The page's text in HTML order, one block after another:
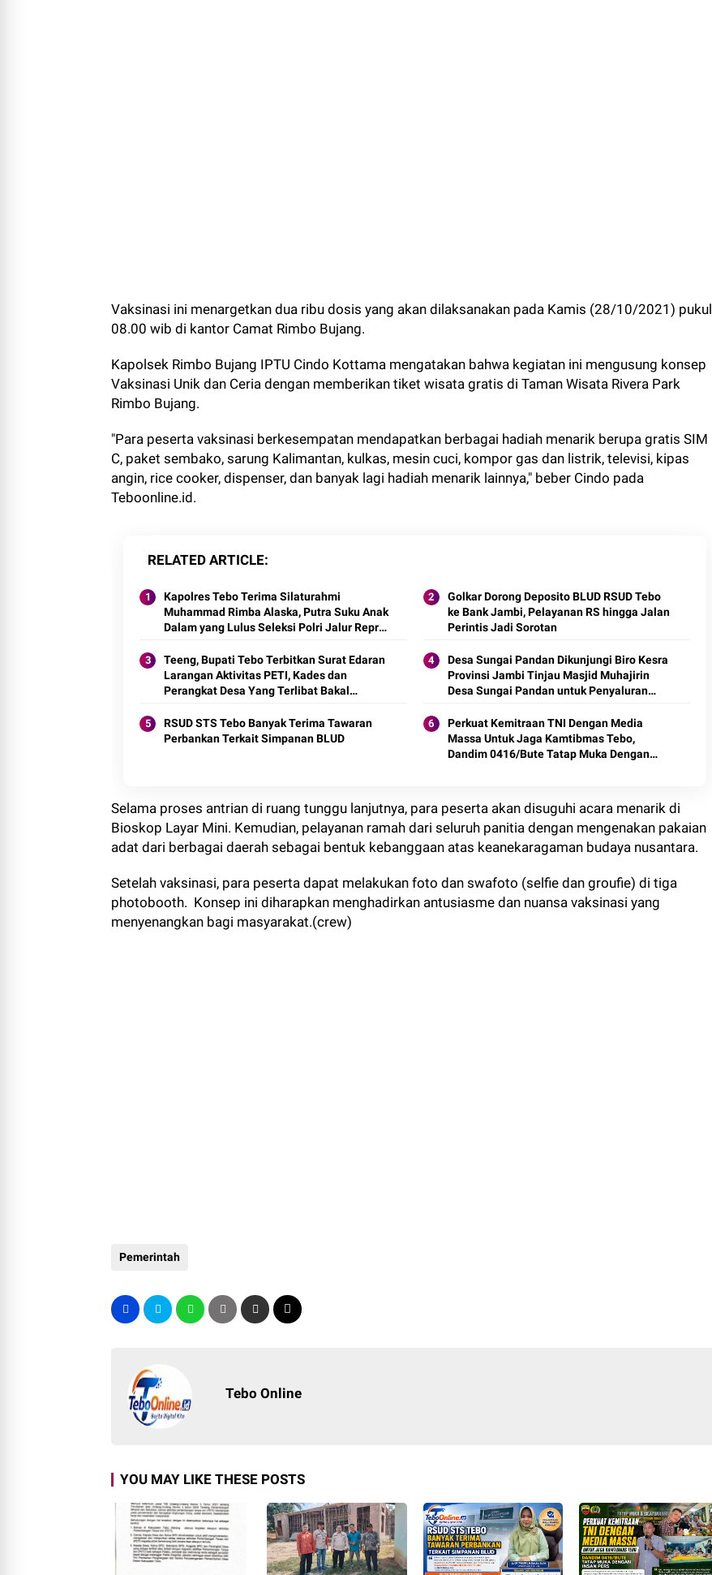
Vaksinasi ini menargetkan dua ribu dosis yang akan dilaksanakan pada Kamis (28/10/2021) pukul
08.00 wib di kantor Camat Rimbo Bujang.
Kapolsek Rimbo Bujang IPTU Cindo Kottama mengatakan bahwa kegiatan ini mengusung konsep
Vaksinasi Unik dan Ceria dengan memberikan tiket wisata gratis di Taman Wisata Rivera Park
Rimbo Bujang.
"Para peserta vaksinasi berkesempatan mendapatkan berbagai hadiah menarik berupa gratis SIM
C, paket sembako, sarung Kalimantan, kulkas, mesin cuci, kompor gas dan listrik, televisi, kipas
angin, rice cooker, dispenser, dan banyak lagi hadiah menarik lainnya," beber Cindo pada
Teboonline.id.
RELATED ARTICLE
Kapolres Tebo Terima Silaturahmi
Muhammad Rimba Alaska, Putra Suku Anak
Dalam yang Lulus Seleksi Polri Jalur Repro
Golkar Dorong Deposito BLUD RSUD Tebo
ke Bank Jambi, Pelayanan RS hingga Jalan
Perintis Jadi Sorotan
Teeng, Bupati Tebo Terbitkan Surat Edaran
Larangan Aktivitas PETI, Kades dan
Perangkat Desa Yang Terlibat Bakal
Desa Sungai Pandan Dikunjungi Biro Kesra
Provinsi Jambi Tinjau Masjid Muhajirin
Desa Sungai Pandan untuk Penyaluran
RSUD STS Tebo Banyak Terima Tawaran
Perbankan Terkait Simpanan BLUD
Perkuat Kemitraan TNI Dengan Media
Massa Untuk Jaga Kamtibmas Tebo,
Dandim 0416/Bute Tatap Muka Dengan
Selama proses antrian di ruang tunggu lanjutnya, para peserta akan disuguhi acara menarik di
Bioskop Layar Mini. Kemudian, pelayanan ramah dari seluruh panitia dengan mengenakan pakaian
adat dari berbagai daerah sebagai bentuk kebanggaan atas keanekaragaman budaya nusantara.
Setelah vaksinasi, para peserta dapat melakukan foto dan swafoto (selfie dan groufie) di tiga
photobooth. Konsep ini diharapkan menghadirkan antusiasme dan nuansa vaksinasi yang
menyenangkan bagi masyarakat.(crew)
Pemerintah
Tebo Online
YOU MAY LIKE THESE POSTS